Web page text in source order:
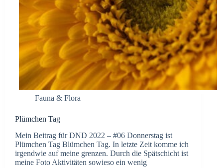
Fauna & Flora
Plümchen Tag
Mein Beitrag für DND 2022 – #06 Donnerstag ist
Plümchen Tag Blümchen Tag. In letzte Zeit komme ich
irgendwie auf meine grenzen. Durch die Spätschicht ist
meine Foto Aktivitäten sowieso ein wenig